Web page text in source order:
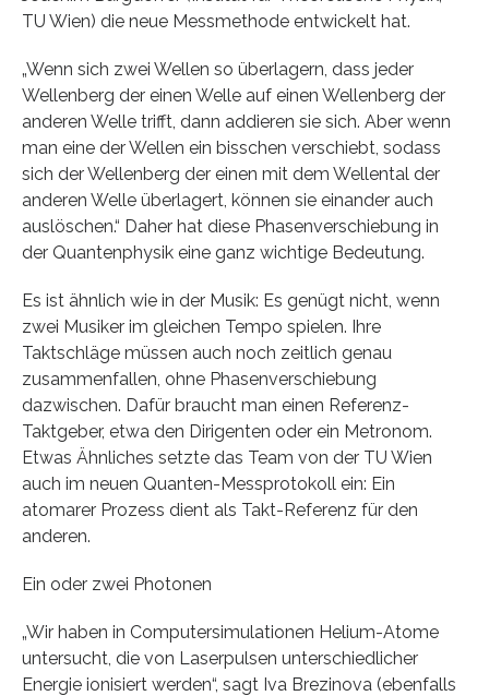
TU Wien) die neue Messmethode entwickelt hat.
„Wenn sich zwei Wellen so überlagern, dass jeder
Wellenberg der einen Welle auf einen Wellenberg der
anderen Welle trifft, dann addieren sie sich. Aber wenn
man eine der Wellen ein bisschen verschiebt, sodass
sich der Wellenberg der einen mit dem Wellental der
anderen Welle überlagert, können sie einander auch
auslöschen.“ Daher hat diese Phasenverschiebung in
der Quantenphysik eine ganz wichtige Bedeutung.
Es ist ähnlich wie in der Musik: Es genügt nicht, wenn
zwei Musiker im gleichen Tempo spielen. Ihre
Taktschläge müssen auch noch zeitlich genau
zusammenfallen, ohne Phasenverschiebung
dazwischen. Dafür braucht man einen Referenz-
Taktgeber, etwa den Dirigenten oder ein Metronom.
Etwas Ähnliches setzte das Team von der TU Wien
auch im neuen Quanten-Messprotokoll ein: Ein
atomarer Prozess dient als Takt-Referenz für den
anderen.
Ein oder zwei Photonen
„Wir haben in Computersimulationen Helium-Atome
untersucht, die von Laserpulsen unterschiedlicher
Energie ionisiert werden“, sagt Iva Brezinova (ebenfalls